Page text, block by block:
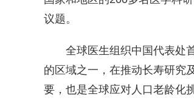
议题。
全球医生组织中国代表处首
的区域之一，在推动长寿研究
要，也是全球应对人口老龄化